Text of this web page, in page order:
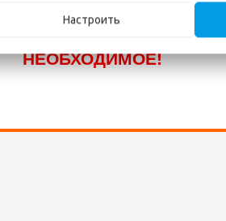
ИЛИ ПИШИТЕ В ЧАТ
ВАМ ПРИОБРЕСТИ
НЕОБХОДИМОЕ!
Настроить